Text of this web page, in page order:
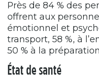
Près de 84 % des
offrent aux
émotionnel et
transport, 58 %, à
50 % à la
État de santé